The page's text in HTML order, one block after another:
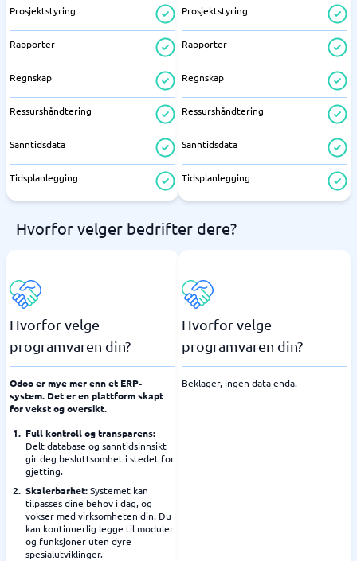
Prosjektstyring
Rapporter
Regnskap
Ressurshåndtering
Sanntidsdata
Tidsplanlegging
Prosjektstyring
Rapporter
Regnskap
Ressurshåndtering
Sanntidsdata
Tidsplanlegging
Hvorfor velger bedrifter dere?
Hvorfor velge
programvaren din?
Odoo er mye mer enn et ERP-
system. Det er en plattform skapt
for vekst og oversikt.
Full kontroll og transparens:
Delt database og sanntidsinnsikt
gir deg besluttsomhet i stedet for
gjetting.
Skalerbarhet:Systemet kan
tilpasses dine behov i dag, og
vokser med virksomheten din. Du
kan kontinuerlig legge til moduler
og funksjoner uten dyre
spesialutviklinger.
Hvorfor velge
programvaren din?
Beklager, ingen data enda.